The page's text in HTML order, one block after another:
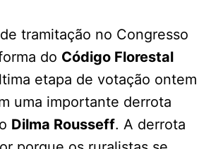
tramitação no Congresso
do Código Florestal
etapa de votação ontem
uma importante derrota
Dilma Rousseff. A derrota